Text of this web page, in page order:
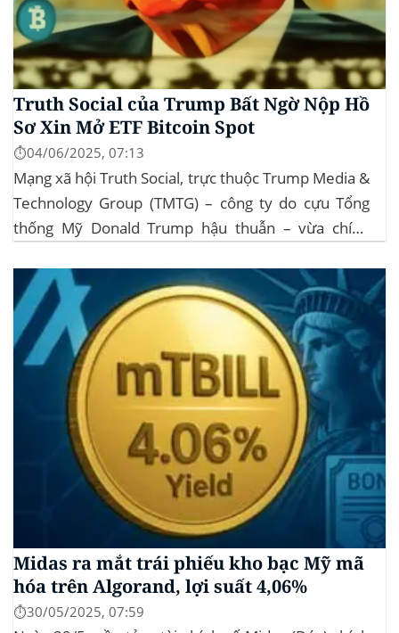
Truth Social của Trump Bất Ngờ Nộp Hồ
Sơ Xin Mở ETF Bitcoin Spot
⏱️04/06/2025, 07:13
Mạng xã hội Truth Social, trực thuộc Trump Media &
Technology Group (TMTG) – công ty do cựu Tổng
thống Mỹ Donald Trump hậu thuẫn – vừa chính
dịch Mỹ (SEC) để xin phê duyệt quỹ ETF Bitcoin...
Midas ra mắt trái phiếu kho bạc Mỹ mã
hóa trên Algorand, lợi suất 4,06%
⏱️30/05/2025, 07:59